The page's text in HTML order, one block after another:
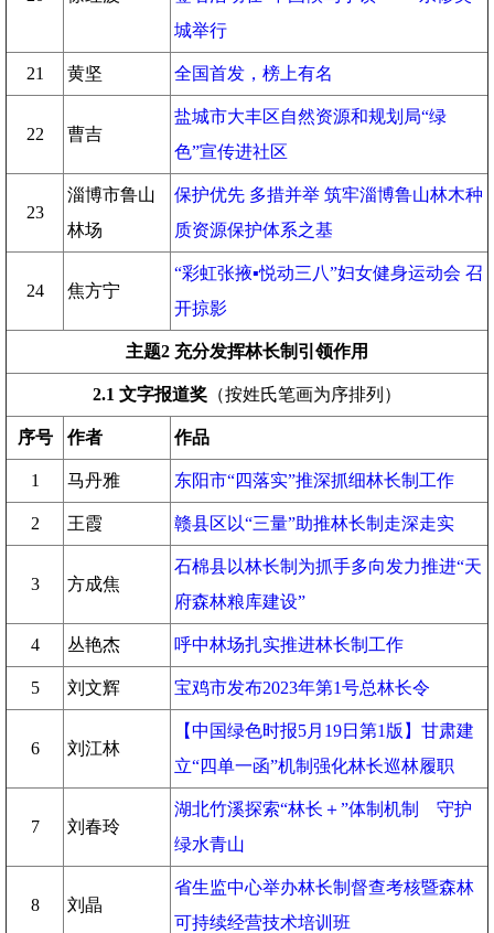
城举行
21 黄坚 全国首发，榜上有名
22 曹吉
盐城市大丰区自然资源和规划局“绿
色”宣传进社区
23
淄博市鲁山
林场
保护优先 多措并举 筑牢淄博鲁山林木种
质资源保护体系之基
24 焦方宁
“彩虹张掖▪悦动三八”妇女健身运动会 召
开掠影
主题2 充分发挥林长制引领作用
2.1 文字报道奖 （按姓氏笔画为序排列）
序号 作者 作品
1 马丹雅 东阳市“四落实”推深抓细林长制工作
2 王霞 赣县区以“三量”助推林长制走深走实
3 方成焦
石棉县以林长制为抓手多向发力推进“天
府森林粮库建设”
4 丛艳杰 呼中林场扎实推进林长制工作
5 刘文辉 宝鸡市发布2023年第1号总林长令
6 刘江林
【中国绿色时报5月19日第1版】甘肃建
立“四单一函”机制强化林长巡林履职
7 刘春玲
湖北竹溪探索“林长＋”体制机制 守护
绿水青山
8 刘晶
省生监中心举办林长制督查考核暨森林
可持续经营技术培训班